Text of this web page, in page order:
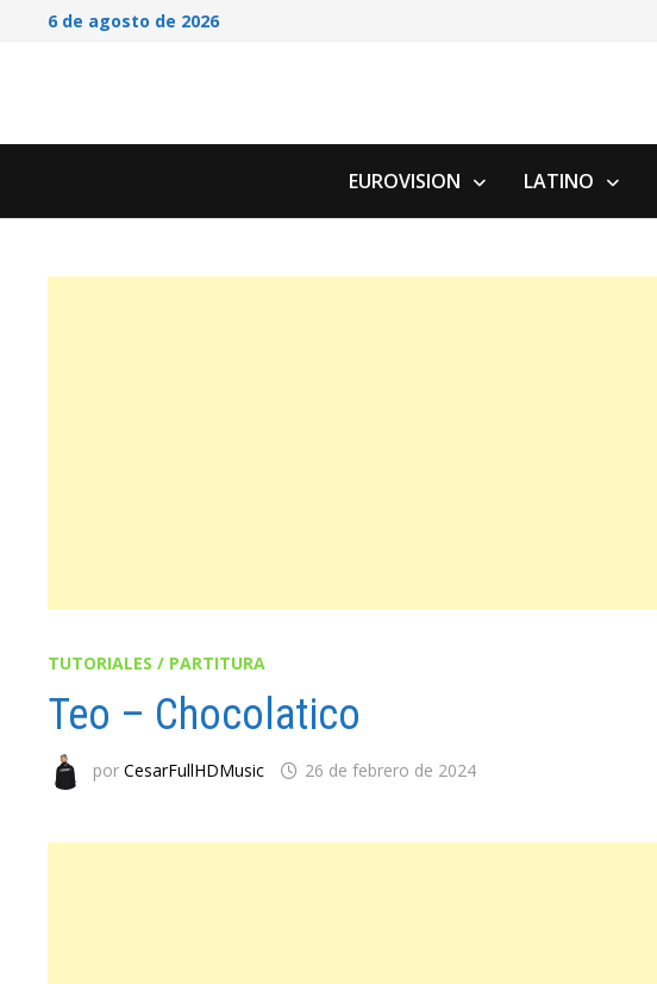
Saltar6 de agosto de 2026
EUROVISION LATINO
TUTORIALES / PARTITURA
Teo – Chocolatico
porCesarFullHDMusic 26 de febrero de 2024